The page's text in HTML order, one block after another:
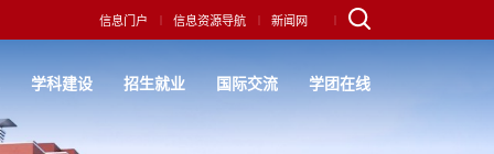
信息门户 信息资源导航 新闻网
学科建设 招生就业 国际交流 学团在线